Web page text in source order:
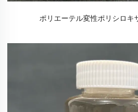
ポリエーテル変性ポリシロキ